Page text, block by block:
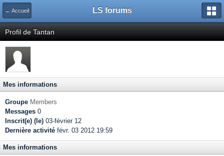
← Accueil LS forums
Profil de Tantan
Mes informations
Groupe Members
Messages 0
Inscrit(e) (le) 03-février 12
Dernière activité févr. 03 2012 19:59
Mes informations